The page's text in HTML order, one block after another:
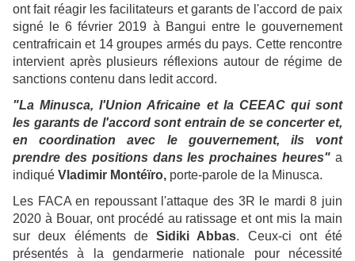
ont fait réagir les facilitateurs et garants de l'accord de paix
signé le 6 février 2019 à Bangui entre le gouvernement
centrafricain et 14 groupes armés du pays. Cette rencontre
intervient après plusieurs réflexions autour de régime de
sanctions contenu dans ledit accord.
"La Minusca, l'Union Africaine et la CEEAC qui sont
les garants de l'accord sont entrain de se concerter et,
en coordination avec le gouvernement, ils vont
prendre des positions dans les prochaines heures" a
indiqué Vladimir Montéïro, porte-parole de la Minusca.
Les FACA en repoussant l'attaque des 3R le mardi 8 juin
2020 à Bouar, ont procédé au ratissage et ont mis la main
sur deux éléments de Sidiki Abbas. Ceux-ci ont été
présentés à la gendarmerie nationale pour nécessité